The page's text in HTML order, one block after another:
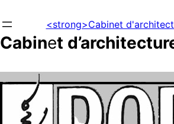
au
contenu
<strong>Cabinet
Cabinet